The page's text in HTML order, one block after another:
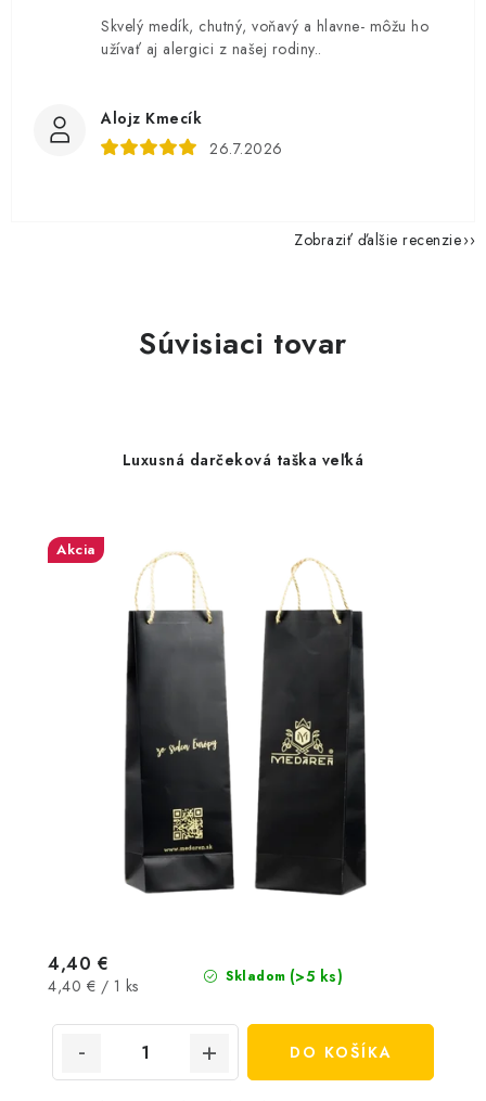
Skvelý medík, chutný, voňavý a hlavne- môžu ho
užívať aj alergici z našej rodiny..
Alojz Kmecík
26.7.2026
Zobraziť ďalšie recenzie
Súvisiaci tovar
Luxusná darčeková taška veľká
Akcia
Skladom (>5 ks)
4,40 €
Jednotková
4,40 € / 1 ks
DO KOŠÍKA